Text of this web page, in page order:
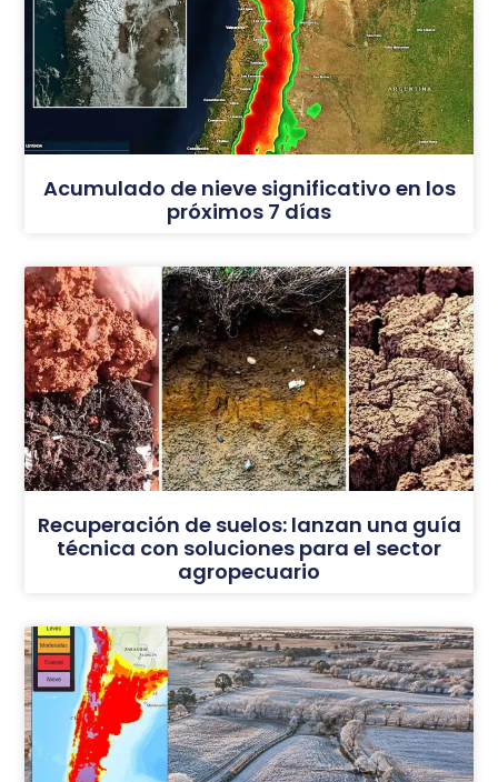
Acumulado de nieve significativo en los
próximos 7 días
Recuperación de suelos: lanzan una guía
técnica con soluciones para el sector
agropecuario